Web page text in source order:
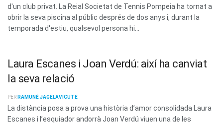
d'un club privat. La Reial Societat de Tennis Pompeia ha tornat a
obrir la seva piscina al públic després de dos anys i, durant la
temporada d'estiu, qualsevol persona hi...
Laura Escanes i Joan Verdú: així ha canviat
la seva relació
PER RAMUNÉ JAGELAVICUTE
La distància posa a prova una història d’amor consolidada Laura
Escanes i l’esquiador andorrà Joan Verdú viuen una de les